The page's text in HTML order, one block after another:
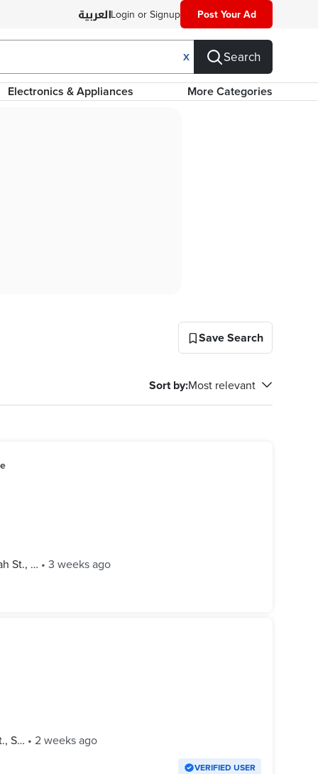
Login or Signup Post Your Ad
X Search
Electronics & Appliances More Categories
Save Search
Sort by:Most relevant
St., … • 3 weeks ago
S… • 2 weeks ago
VERIFIED USER